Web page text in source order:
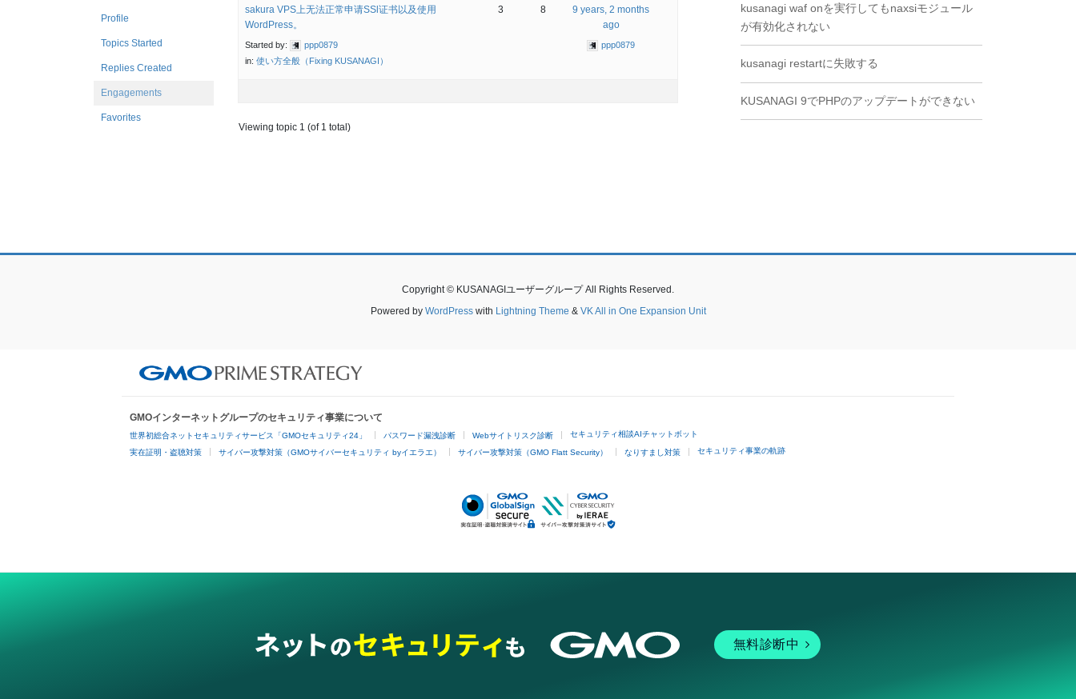
Profile
Topics Started
Replies Created
Engagements
Favorites
sakura VPS上无法正常申请SSl证书以及使用
WordPress。
Started by:
ppp0879
in: 使い方全般（Fixing KUSANAGI）
3 8
9 years, 2 months
ago
ppp0879
Viewing topic 1 (of 1 total)
kusanagi waf onを実行してもnaxsiモジュール
が有効化されない
kusanagi restartに失敗する
KUSANAGI 9でPHPのアップデートができない
Copyright © KUSANAGIユーザーグループ All Rights Reserved.
Powered by WordPresswith Lightning Theme & VK All in One Expansion Unit
GMOインターネットグループのセキュリティ事業について
世界初総合ネットセキュリティサービス「GMOセキュリティ24」 パスワード漏洩診断 Webサイトリスク診断 セキュリティ相談AIチャットボット
実在証明・盗聴対策 サイバー攻撃対策（GMOサイバーセキュリティ byイエラエ） サイバー攻撃対策（GMO Flatt Security） なりすまし対策 セキュリティ事業の軌跡
無料診断中